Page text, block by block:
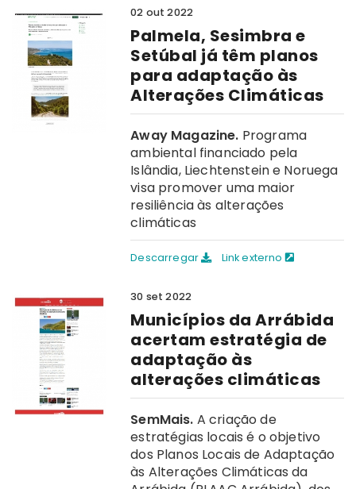
02 out 2022
Palmela, Sesimbra e
Setúbal já têm planos
para adaptação às
Alterações Climáticas
Away Magazine. Programa
ambiental financiado pela
Islândia, Liechtenstein e Noruega
visa promover uma maior
resiliência às alterações
climáticas
Descarregar Link externo
30 set 2022
Municípios da Arrábida
acertam estratégia de
adaptação às
alterações climáticas
SemMais. A criação de
estratégias locais é o objetivo
dos Planos Locais de Adaptação
às Alterações Climáticas da